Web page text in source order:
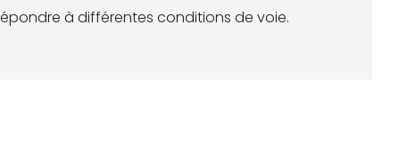
à différentes conditions de voie.